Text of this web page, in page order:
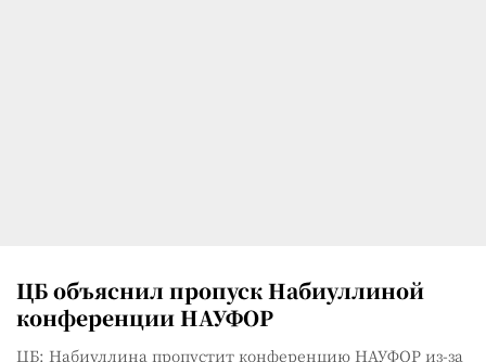
ЦБ объяснил пропуск Набиуллиной
конференции НАУФОР
ЦБ: Набиуллина пропустит конференцию НАУФОР из-за